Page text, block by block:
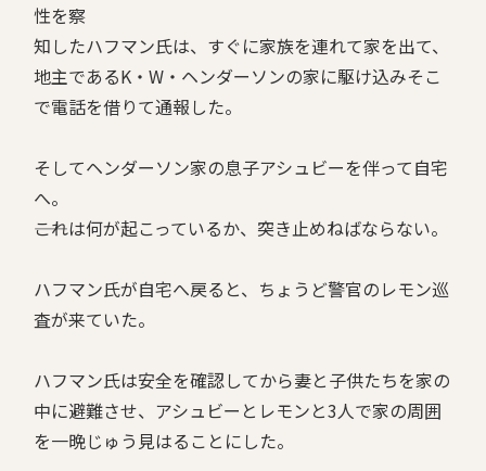
性を察
知したハフマン氏は、すぐに家族を連れて家を出て、
地主であるK・W・ヘンダーソンの家に駆け込みそこ
で電話を借りて通報した。
そしてヘンダーソン家の息子アシュビーを伴って自宅
へ。
――これは何が起こっているか、突き止めねばならない。
ハフマン氏が自宅へ戻ると、ちょうど警官のレモン巡
査が来ていた。
ハフマン氏は安全を確認してから妻と子供たちを家の
中に避難させ、アシュビーとレモンと3人で家の周囲
を一晩じゅう見はることにした。